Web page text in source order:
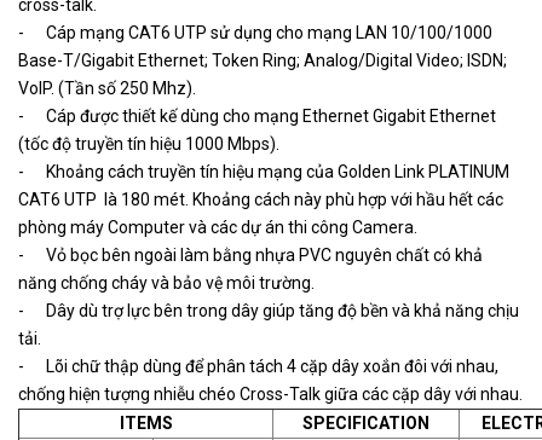
cross-talk.
- Cáp mạng CAT6 UTP sử dụng cho mạng LAN 10/100/1000
Base-T/Gigabit Ethernet; Token Ring; Analog/Digital Video; ISDN;
VoIP. (Tần số 250 Mhz).
- Cáp được thiết kế dùng cho mạng Ethernet Gigabit Ethernet
(tốc độ truyền tín hiệu 1000 Mbps).
- Khoảng cách truyền tín hiệu mạng của Golden Link PLATINUM
CAT6 UTP là 180 mét. Khoảng cách này phù hợp với hầu hết các
phòng máy Computer và các dự án thi công Camera.
- Vỏ bọc bên ngoài làm bằng nhựa PVC nguyên chất có khả
năng chống cháy và bảo vệ môi trường.
- Dây dù trợ lực bên trong dây giúp tăng độ bền và khả năng chịu
tải.
- Lõi chữ thập dùng để phân tách 4 cặp dây xoắn đôi với nhau,
chống hiện tượng nhiễu chéo Cross-Talk giữa các cặp dây với nhau.
ITEMS
SPECIFICATION